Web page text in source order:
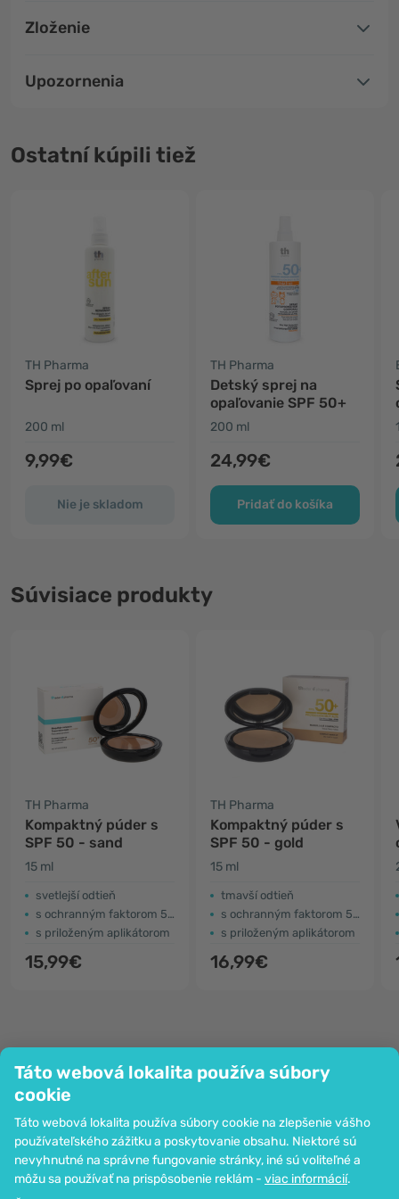
Táto webová lokalita používa súbory
cookie
Táto webová lokalita používa súbory cookie na zlepšenie vášho
používateľského zážitku a poskytovanie obsahu. Niektoré sú
nevyhnutné na správne fungovanie stránky, iné sú voliteľné a
môžu sa používať na prispôsobenie reklám - viac informácií.
Zloženie
Upozornenia
Ostatní kúpili tiež
TH Pharma
Sprej po opaľovaní
200 ml
9,99€
Nie je skladom
TH Pharma
Detský sprej na
opaľovanie SPF 50+
200 ml
24,99€
Pridať do košíka
Súvisiace produkty
TH Pharma
Kompaktný púder s
SPF 50 - sand
15 ml
svetlejší odtieň
s ochranným faktorom 50+
s priloženým aplikátorom
15,99€
TH Pharma
Kompaktný púder s
SPF 50 - gold
15 ml
tmavší odtieň
s ochranným faktorom 50+
s priloženým aplikátorom
16,99€
Spoločnosť
Informácie
Pripoj sa k nám
Pomoc a objednávky